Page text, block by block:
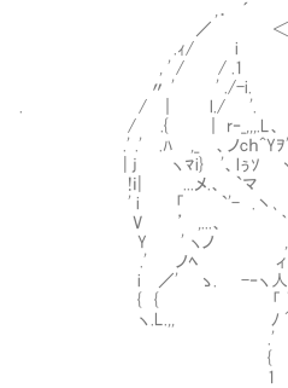
,． ´
／ ＜:..:.:.＞
.ｨ/ i r'^
, ' / / .1 ＼__,
〃 ' ' ./-i. ｉ {
. / ｜ l./ '. 1 ﾍ _,
/ .{ ｜ r‐_,,,.L、 }
.' .' .ﾊ ,_ 、ノcｈ
| j ヽﾏi} '、lぅｿ ヾ| }
!ｉ| ...メ.、 `マ
' i 「 `'- .丶､ j
V ’ ,...、 ｀ l
Y ' ヽノ ,′
.' ノﾍ ィ ､＜ ,rｈ
i ／' ゝ. -‐ヽ人 （
{ { 「 `'ー'^ ィﾉ'
ヽ.L.,, ﾉ ^￣｀
.' ヽ
{ ｉ
1 .}